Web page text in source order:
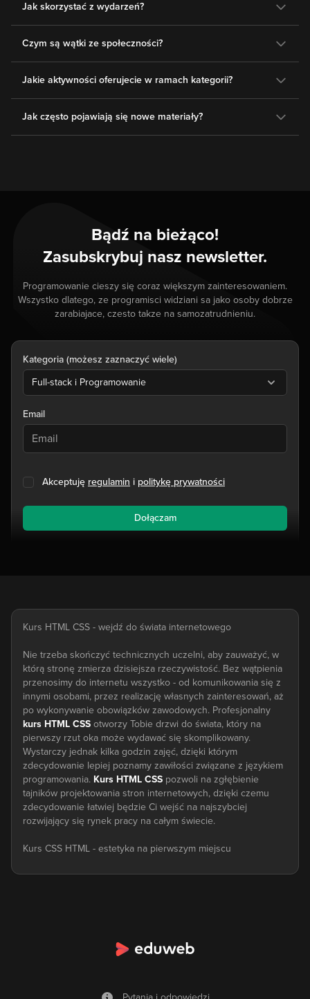
Jak skorzystać z wydarzeń?
Czym są wątki ze społeczności?
Jakie aktywności oferujecie w ramach kategorii?
Jak często pojawiają się nowe materiały?
Bądź na bieżąco!
Zasubskrybuj nasz newsletter.
Programowanie cieszy się coraz większym zainteresowaniem.
Wszystko dlatego, ze programisci widziani sa jako osoby dobrze
zarabiajace, czesto takze na samozatrudnieniu.
Kategoria (możesz zaznaczyć wiele)
Full-stack i Programowanie
Email
Akceptuję regulamin i politykę prywatności
Dołączam
Kurs HTML CSS - wejdź do świata internetowego
Nie trzeba skończyć technicznych uczelni, aby zauważyć, w
którą stronę zmierza dzisiejsza rzeczywistość. Bez wątpienia
przenosimy do internetu wszystko - od komunikowania się z
innymi osobami, przez realizację własnych zainteresowań, aż
po wykonywanie obowiązków zawodowych. Profesjonalny
kurs HTML CSS otworzy Tobie drzwi do świata, który na
pierwszy rzut oka może wydawać się skomplikowany.
Wystarczy jednak kilka godzin zajęć, dzięki którym
zdecydowanie lepiej poznamy zawiłości związane z językiem
programowania. Kurs HTML CSS pozwoli na zgłębienie
tajników projektowania stron internetowych, dzięki czemu
zdecydowanie łatwiej będzie Ci wejść na najszybciej
rozwijający się rynek pracy na całym świecie.
Kurs CSS HTML - estetyka na pierwszym miejscu
Od razu chcemy zweryfikować najważniejszą informację.Kurs
znaczników, za pomocą którego możemy stworzyć strukturę
statycznej strony internetowej. Jego uniwersalność pozwala